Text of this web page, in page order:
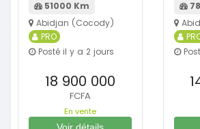
51000 Km
Abidjan (Cocody)
PRO
Posté il y a 2 jours
18 900 000
FCFA
En vente